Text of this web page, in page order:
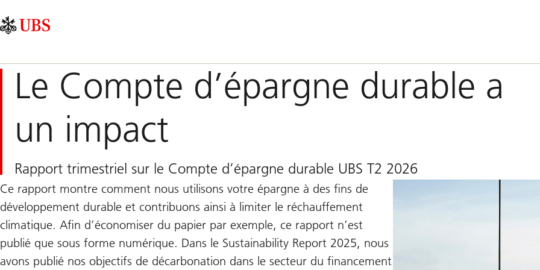
Area
principale
Le Compte d’épargne durable a
un impact
Rapport trimestriel sur le Compte d’épargne durable UBS T2 2026
Ce rapport montre comment nous utilisons votre épargne à des fins de
développement durable et contribuons ainsi à limiter le réchauffement
climatique. Afin d’économiser du papier par exemple, ce rapport n’est
publié que sous forme numérique. Dans le Sustainability Report 2025, nous
avons publié nos objectifs de décarbonation dans le secteur du financement